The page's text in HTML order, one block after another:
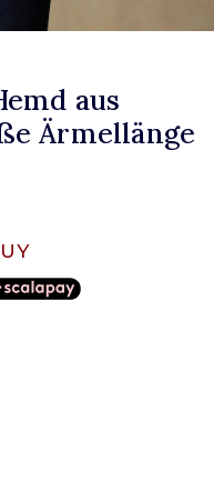
aus
Ärmellänge